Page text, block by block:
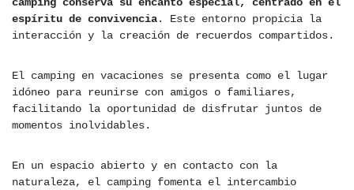
camping conserva su encanto especial, centrado en el
espíritu de convivencia. Este entorno propicia la
interacción y la creación de recuerdos compartidos.
El camping en vacaciones se presenta como el lugar
idóneo para reunirse con amigos o familiares,
facilitando la oportunidad de disfrutar juntos de
momentos inolvidables.
En un espacio abierto y en contacto con la
naturaleza, el camping fomenta el intercambio